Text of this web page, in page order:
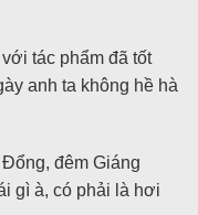
tác phẩm đã tốt
anh ta không hề hà
đêm Giáng
gì à, có phải là hơi